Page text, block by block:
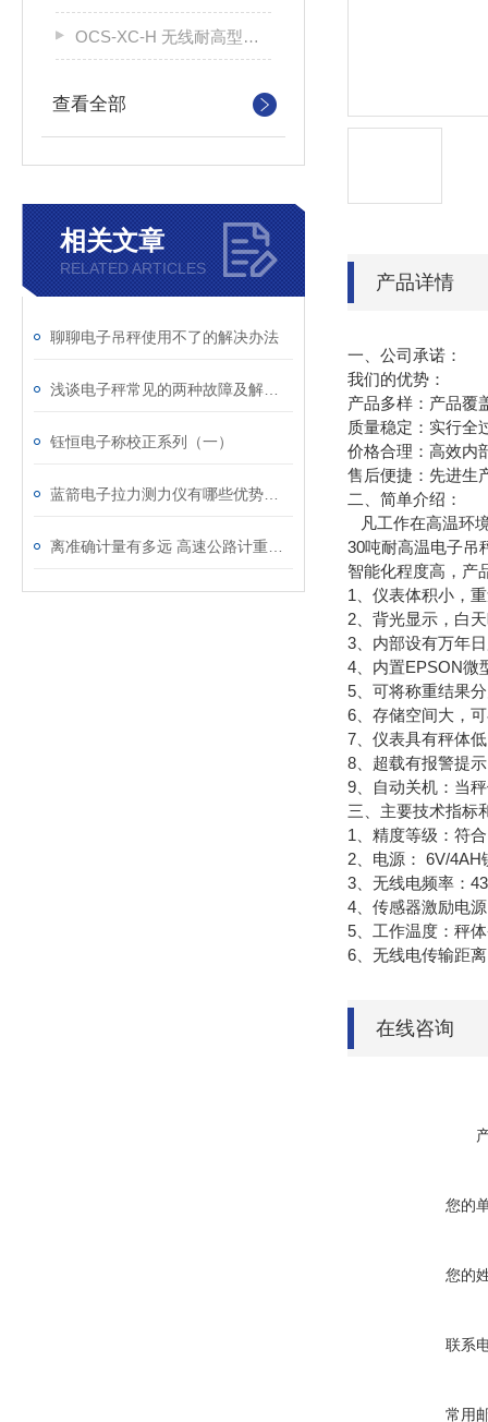
OCS-XC-H 无线耐高型电子吊秤
查看全部
相关文章
RELATED ARTICLES
聊聊电子吊秤使用不了的解决办法
钰恒电子称校正系列（一）
产品详情
一、公司承诺：
我们的优势：
产品多样：产品覆
质量稳定：实行全
价格合理：高效内
售后便捷：先进生
二、简单介绍：
凡工作在高温环
30吨耐高温电子吊
智能化程度高，产
1、仪表体积小，
2、背光显示，白
3、内部设有万年
4、内置EPSON微
5、可将称重结果
6、存储空间大，
7、仪表具有秤体
8、超载有报警提
9、自动关机：当
三、主要技术指标
1、精度等级：符
2、电源： 6V/4AH
3、无线电频率：
4、传感器激励电
5、工作温度：秤
6、无线电传输距
在线咨询
您的
您的
联系
常用